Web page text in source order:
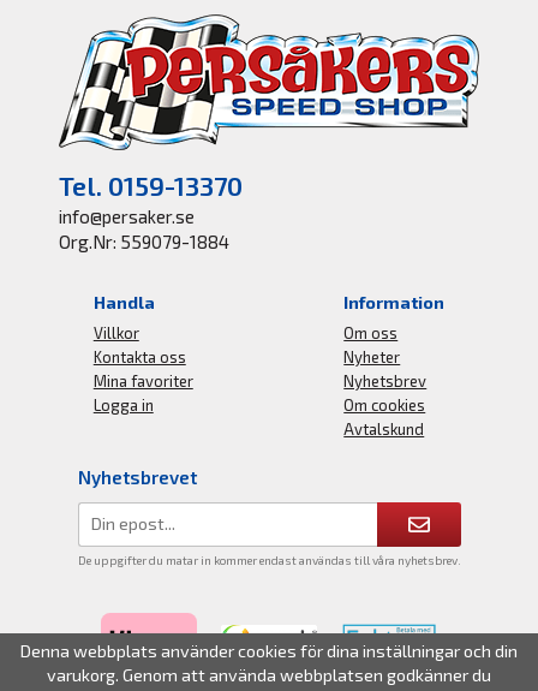
Tel. 0159-13370
info@persaker.se
Org.Nr: 559079-1884
Handla
Villkor
Kontakta oss
Mina favoriter
Logga in
Information
Om oss
Nyheter
Nyhetsbrev
Om cookies
Avtalskund
Nyhetsbrevet
De uppgifter du matar in kommer endast användas till våra nyhetsbrev.
Denna webbplats använder cookies för dina inställningar och din
varukorg. Genom att använda webbplatsen godkänner du